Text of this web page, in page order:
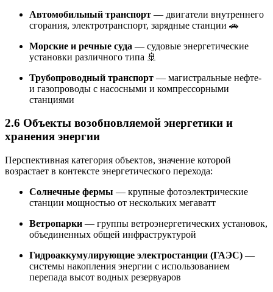
Автомобильный транспорт — двигатели внутреннего
сгорания, электротранспорт, зарядные станции 🚗
Морские и речные суда — судовые энергетические
установки различного типа 🚢
Трубопроводный транспорт — магистральные нефте-
и газопроводы с насосными и компрессорными
станциями
2.6 Объекты возобновляемой энергетики и
хранения энергии
Перспективная категория объектов, значение которой
возрастает в контексте энергетического перехода:
Солнечные фермы — крупные фотоэлектрические
станции мощностью от нескольких мегаватт
Ветропарки — группы ветроэнергетических установок,
объединенных общей инфраструктурой
Гидроаккумулирующие электростанции (ГАЭС) —
системы накопления энергии с использованием
перепада высот водных резервуаров